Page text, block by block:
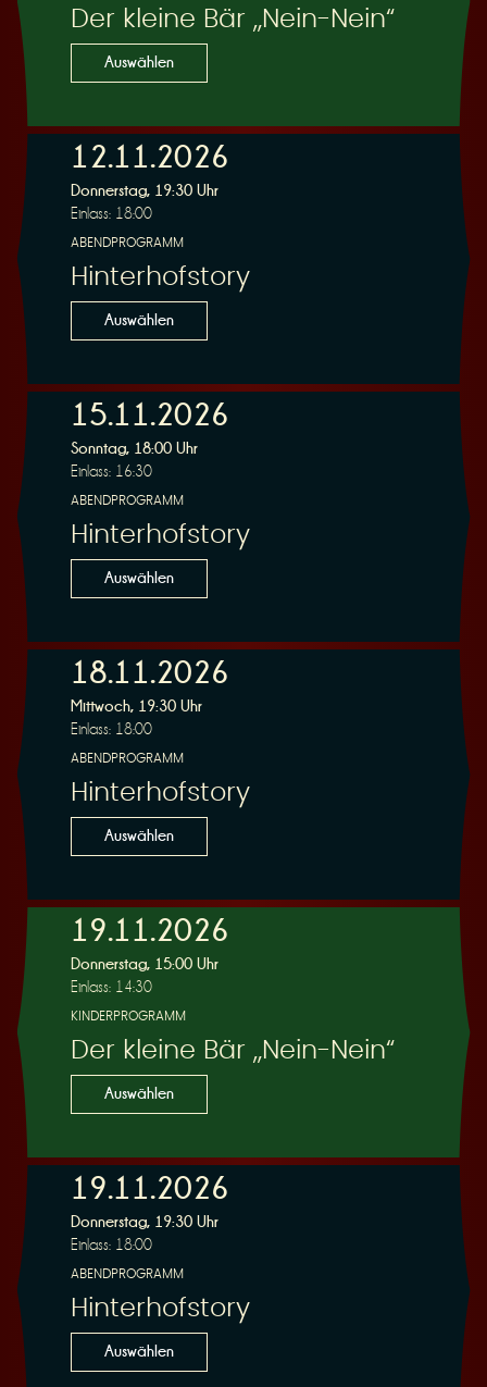
e
s
e
r
v
i
e
r
u
Der kleine Bär „Nein-Nein“
Auswählen
12.11.2026
Donnerstag, 19:30 Uhr
Einlass: 18:00
ABENDPROGRAMM
Hinterhofstory
Auswählen
15.11.2026
Sonntag, 18:00 Uhr
Einlass: 16:30
ABENDPROGRAMM
Hinterhofstory
Auswählen
18.11.2026
Mittwoch, 19:30 Uhr
Einlass: 18:00
ABENDPROGRAMM
Hinterhofstory
Auswählen
19.11.2026
Donnerstag, 15:00 Uhr
Einlass: 14:30
KINDERPROGRAMM
Der kleine Bär „Nein-Nein“
Auswählen
19.11.2026
Donnerstag, 19:30 Uhr
Einlass: 18:00
ABENDPROGRAMM
Hinterhofstory
Auswählen